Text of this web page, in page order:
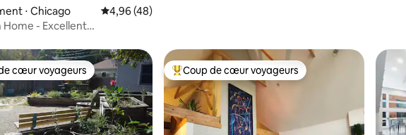
⋅ Chicago Évaluation moyenne sur la base de 48 commentaires : 4,96 sur 5
4,96 (48)
Home - Excellent
cœur voyageurs les plus appréciés
cœur voyageurs Coups de cœur voyageurs les plus appréciés
Coup de cœur voyageurs